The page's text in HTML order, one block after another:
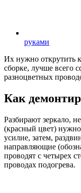
руками
Их нужно открутить
сборке, лучше всего
разноцветных
Как
Разбирают зеркало,
(красный цвет)
усилие, затем,
направляющие
проводят с четырех
проводах подогрева.